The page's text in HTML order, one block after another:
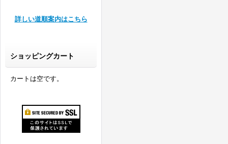
詳しい道順案内はこちら
ショッピングカート
カートは空です。